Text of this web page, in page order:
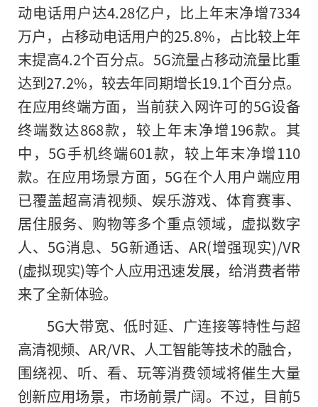
动电话用户达4.28亿户，比上年末净增7334
万户，占移动电话用户的25.8%，占比较上年
末提高4.2个百分点。5G流量占移动流量比重
达到27.2%，较去年同期增长19.1个百分点。
在应用终端方面，当前获入网许可的5G设备
终端数达868款，较上年末净增196款。其
中，5G手机终端601款，较上年末净增110
款。在应用场景方面，5G在个人用户端应用
已覆盖超高清视频、娱乐游戏、体育赛事、
居住服务、购物等多个重点领域，虚拟数字
人、5G消息、5G新通话、AR(增强现实)/VR
(虚拟现实)等个人应用迅速发展，给消费者带
来了全新体验。
5G大带宽、低时延、广连接等特性与超
高清视频、AR/VR、人工智能等技术的融合，
围绕视、听、看、玩等消费领域将催生大量
创新应用场景，市场前景广阔。不过，目前5